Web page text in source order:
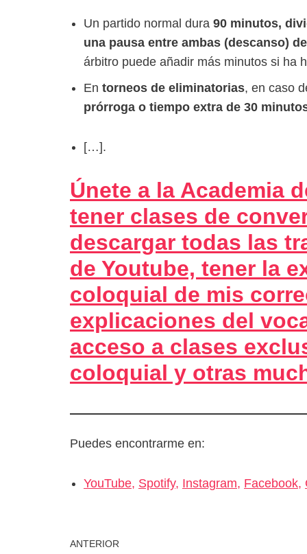
Un partido normal dura 90 minutos,
una pausa entre ambas (descanso)
árbitro puede añadir más minutos si ha
En torneos de eliminatorias, en caso
prórroga o tiempo extra de 30
[…].
Únete a la Academia
tener clases de
descargar todas las
de Youtube, tener la
coloquial de mis
explicaciones del
acceso a clases
coloquial y otras
Puedes encontrarme en:
YouTube, Spotify, Instagram, Facebook,
ANTERIOR